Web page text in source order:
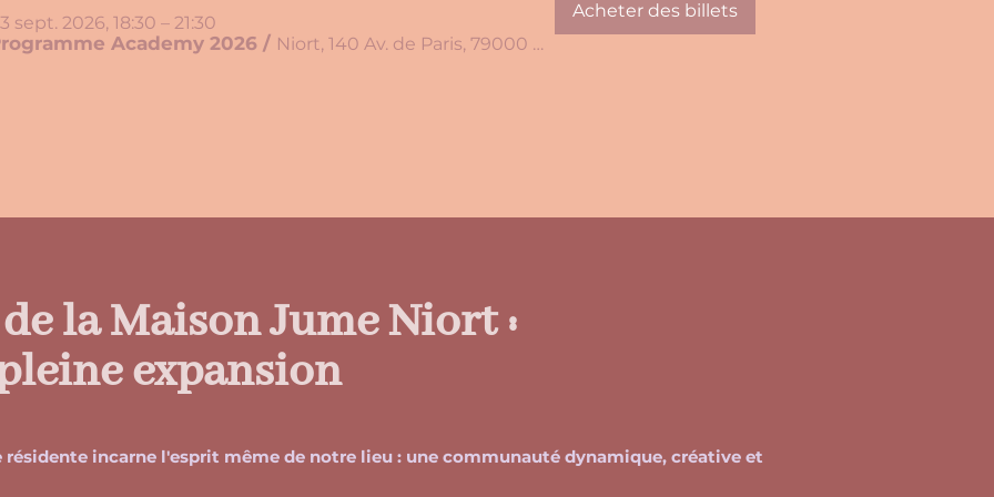
sept. 2026, 18:30 – 21:30
Academy 2026 / Niort, 140 Av. de Paris, 79000 Niort, France
Acheter des billets
la Maison Jume Niort :
expansion
résidente incarne l'esprit même de notre lieu : une communauté dynamique, créative et